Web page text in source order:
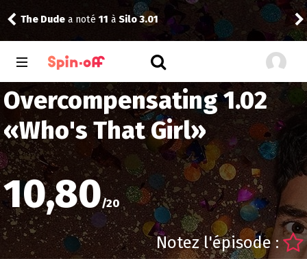
The Dude a noté 11 à Silo 3.01
Overcompensating 1.02
«Who's That Girl»
10,80/20
Notez l'épisode :